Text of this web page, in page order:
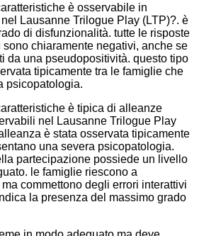
è osservabile in
Lausanne Trilogue Play (LTP)?. è
di disfunzionalità. tutte le risposte
sono chiaramente negativi, anche se
da una pseudopositività. questo tipo
tipicamente tra le famiglie che
psicopatologia.
è tipica di alleanze
nel Lausanne Trilogue Play
è stata osservata tipicamente
una severa psicopatologia.
partecipazione possiede un livello
le famiglie riescono a
commettono degli errori interattivi
la presenza del massimo grado